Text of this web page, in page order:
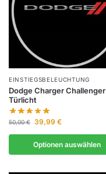
EINSTIEGSBELEUCHTUNG
Dodge Charger Challenger
Türlicht
50,00€ 39,99 €
Optionen auswählen